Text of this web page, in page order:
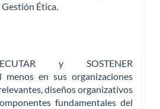
Ética.
y SOSTENER
menos en sus organizaciones
diseños organizativos
fundamentales del